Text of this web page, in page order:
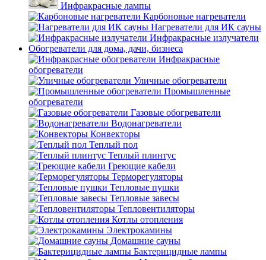
Инфракрасные лампы
Карбоновые нагреватели
Нагреватели для ИК сауны
Инфракрасные излучатели
Обогреватели для дома, дачи, бизнеса
Инфракрасные
обогреватели
Уличные обогреватели
Промышленные
обогреватели
Газовые обогреватели
Водонагреватели
Конвекторы
Теплый пол
Теплый плинтус
Греющие кабели
Терморегуляторы
Тепловые пушки
Тепловые завесы
Тепловентиляторы
Котлы отопления
Электрокамины
Домашние сауны
Бактерицидные лампы